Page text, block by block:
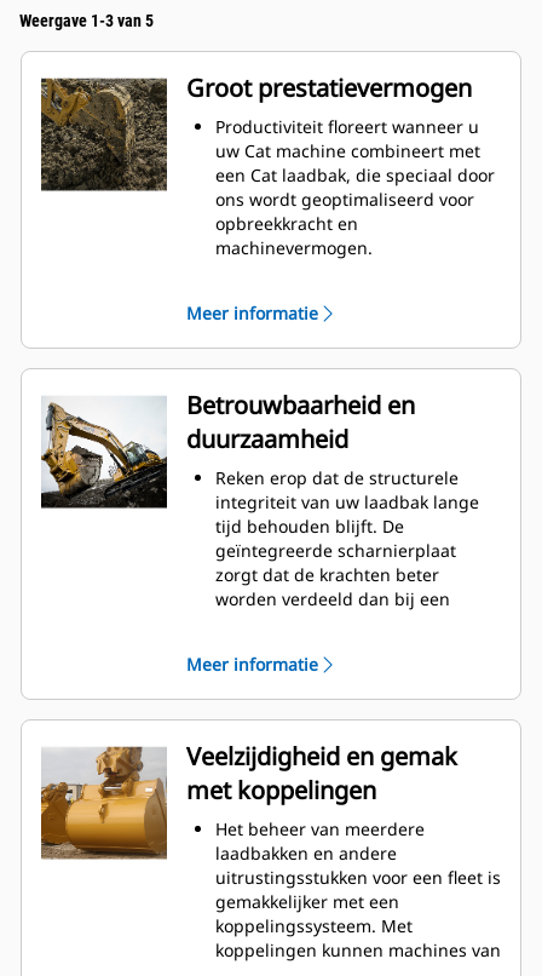
Weergave 1-3 van 5
Groot prestatievermogen
Productiviteit floreert wanneer u
uw Cat machine combineert met
een Cat laadbak, die speciaal door
ons wordt geoptimaliseerd voor
opbreekkracht en
machinevermogen.
materiaalstroom in de laadbak. De
extra ruimte voor de hiel zorgt
ervoor dat de bodem van de
laadbak niet blijft slepen,
waardoor de onderhoudskosten
worden verminderd.
Het brandstofverbruik is het
hoogst tijdens het graven. Cat
laadbakken zijn ontworpen om
snel door materiaal te snijden en
de algehele operationele
efficiëntie van uw machine te
verbeteren.
tijd. De vorm van de laadbak en de
Meer informatie
Betrouwbaarheid en
duurzaamheid
Reken erop dat de structurele
integriteit van uw laadbak lange
tijd behouden blijft. De
geïntegreerde scharnierplaat
zorgt dat de krachten beter
worden verdeeld dan bij een
van schuurbestendig staal met
hoge sterkte, vooral bij
componenten die blootstaan aan
overmatige slijtage.
Bescherm de belangrijkste
gedeelten van uw laadbak die het
meest blootstaan aan slijtage met
Cat-graafgereedschap (GET:
Ground Engaging Tools)
Hogere productie in veeleisende
toepassingen, betere penetratie in
bergen en snellere cyclustijden
met Cat ®Advansys™ -
Meer informatie
Veelzijdigheid en gemak
met koppelingen
Het beheer van meerdere
laadbakken en andere
uitrustingsstukken voor een fleet is
gemakkelijker met een
koppelingssysteem. Met
koppelingen kunnen machines van